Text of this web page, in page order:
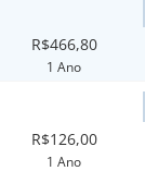
R$466,80
1 Ano
R$126,00
1 Ano